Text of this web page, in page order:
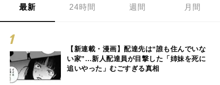
最新 24時間 週間 月間
【新連載・漫画】配達先は“誰も住んでいな
い家”…新人配達員が目撃した「姉妹を死に
追いやった」むごすぎる真相